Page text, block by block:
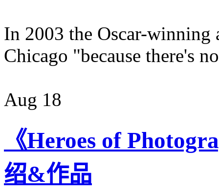
In 2003 the Oscar-winning
Chicago "because there's
Aug 18
《Heroes of
绍&作品